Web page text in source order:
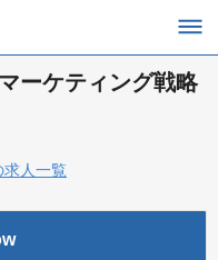
ーケティング戦略
求人一覧